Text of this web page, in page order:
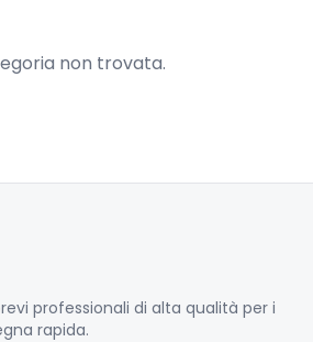
non trovata.
professionali di alta qualità per i
rapida.